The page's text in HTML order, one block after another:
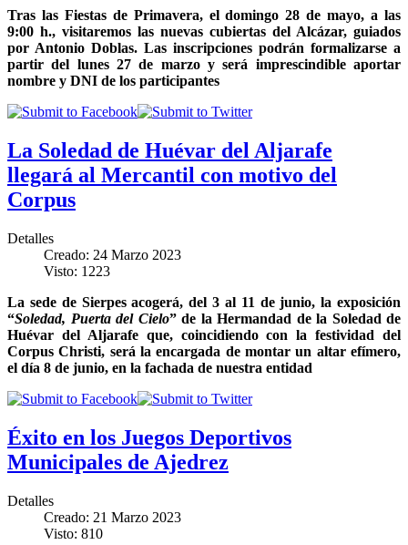
Tras las Fiestas de Primavera, el domingo 28 de mayo, a las
9:00 h., visitaremos las nuevas cubiertas del Alcázar, guiados
por Antonio Doblas. Las inscripciones podrán formalizarse a
partir del lunes 27 de marzo y será imprescindible aportar
nombre y DNI de los participantes
La Soledad de Huévar del Aljarafe
llegará al Mercantil con motivo del
Corpus
Detalles
Creado: 24 Marzo 2023
Visto: 1223
La sede de Sierpes acogerá, del 3 al 11 de junio, la exposición
“Soledad, Puerta del Cielo” de la Hermandad de la Soledad de
Huévar del Aljarafe que, coincidiendo con la festividad del
Corpus Christi, será la encargada de montar un altar efímero,
el día 8 de junio, en la fachada de nuestra entidad
Éxito en los Juegos Deportivos
Municipales de Ajedrez
Detalles
Creado: 21 Marzo 2023
Visto: 810